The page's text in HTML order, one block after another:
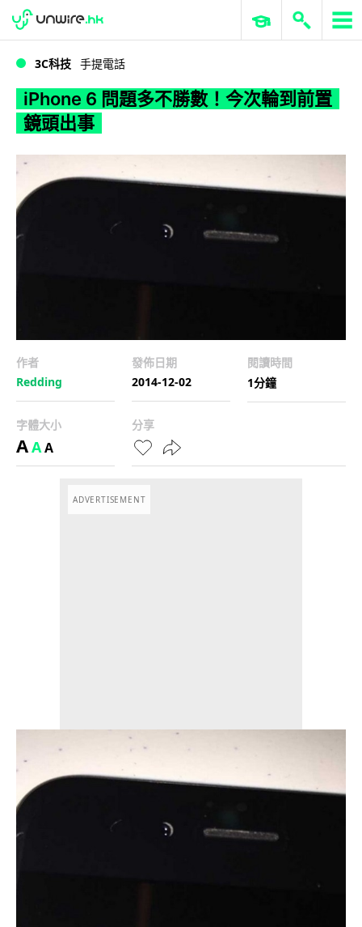
WWDC 2026 ERP 與商業 AI
3C科技 手提電話
iPhone 6 問題多不勝數！今次輪到前置
鏡頭出事
作者
Redding
發佈日期
2014-12-02
閱讀時間
1分鐘
字體大小
AAA
分享
ADVERTISEMENT